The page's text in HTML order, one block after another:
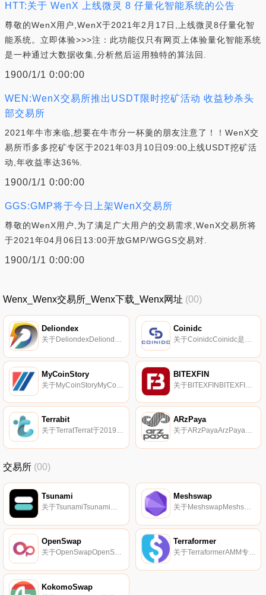
HTT:关于 WenX 上线微灵 8 仔量化智能系统的公告
尊敬的WenX用户,WenX于2021年2月17日,上线微灵8仔量化智
能系统。立即体验>>>注：此功能仅只有网页上体验量化智能系统
是一种通过大数据收集,分析然后运用独特的算法回.
1900/1/1 0:00:00
WEN:WenX交易所推出USDT限时挖矿活动 收益秒杀头
部交易所
2021年牛市来临,想要在牛市分一杯羹的朋友注意了！！WenX交
易所币多多挖矿专区于2021年03月10日09:00上线USDT挖矿活
动,年收益率达36%.
1900/1/1 0:00:00
GGS:GMP将于今日上架WenX交易所
尊敬的WenX用户,为了满足广大用户的交易需求,WenX交易所将
于2021年04月06日13:00开放GMP/WGGS交易对.
1900/1/1 0:00:00
Wenx_Wenx交易所_Wenx下载_Wenx网址 (00)
Deliondex
关于DeliondexDeliondex于2019年10月4日推出,是一家位于印度尼西亚的去中心化交易所。它运行在Bitshares区块链之上,但不与其他基于Bitshares的交易所共享订单簿.
Coinidc
关于CoinidcCoinidc是一个在新加坡建立的数字资产交易平台。
MyCoinStory BITEXFIN
Terrabit
关于TerratTerrat于2019年7月29日推出,将自己描述为一个包罗万象的网络和移动应用程序。它由Terrat支持,旨在提供一个安全、快速的集中式加密货币交易所、支付平台和加密挖矿。该应用程序旨在确保资金安全,同时允许用户在需要时随时访问.
ARzPaya
关于ARzPayaArzPaya于2018年3月推出,是一家波斯加密货币交易所。
交易所 (00)
Tsunami Meshswap
OpenSwap
关于OpenSwapOpenSwap是一个为去中心化景观而设计的集成Defi枢纽。在币安智能链网络（BSC）上开发的OpenSwap将允许用户执行PancakeSwap和BakerySwap等领先DEX的交换。我们致力于成为最全面的一站式DeFi中心,提供最佳的链上定价和多链套利和交易.
Terraformer
关于TerraformerAMM专注于早期资产。Terraformer提供了一个自动做市商（AMM）,主要关注低市值的早期资产。它可以直接利用平台的代币提供解决方案,为早期代币提供脱颖而出的AMM,并为市场参与者提供轻松获取新创业公司代币的机会.
KokomoSwap